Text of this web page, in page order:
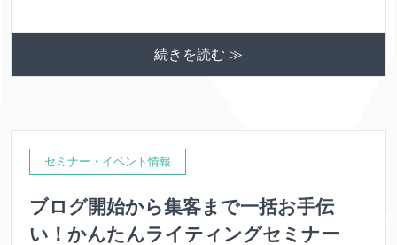
続きを読む ≫
セミナー・イベント情報
ブログ開始から集客まで一括お手伝
い！かんたんライティングセミナー